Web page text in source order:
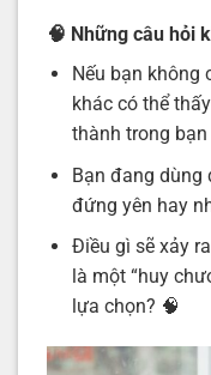
🧠 Những câu hỏi
Nếu bạn không
khác có thể
thành trong bạn
Bạn đang dùng
đứng yên hay
Điều gì sẽ xảy
là một “huy
lựa chọn? 🧠